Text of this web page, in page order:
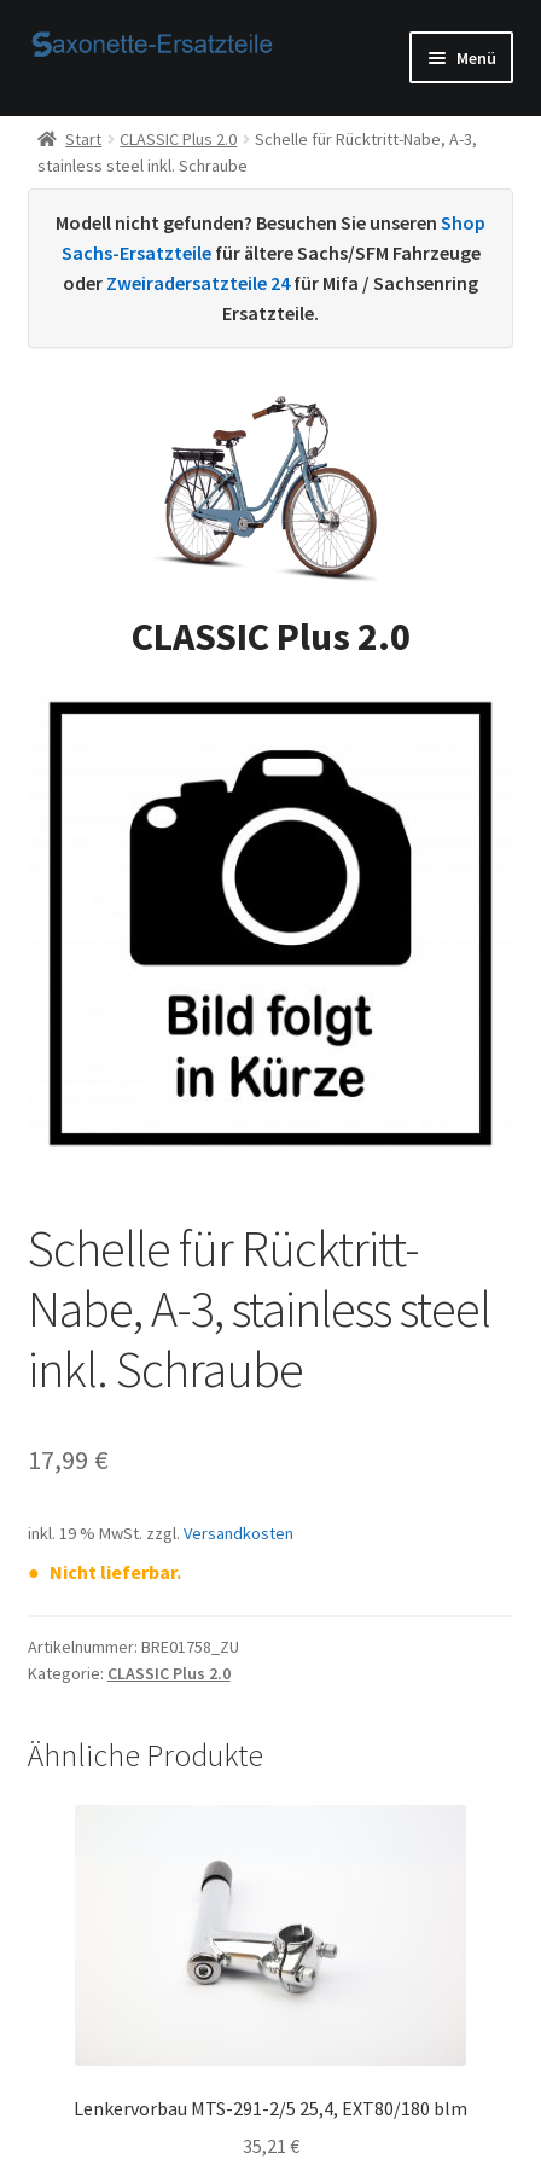
Zur
Zum
Menü
Start
AGB
Beispiel-Seite
Datenschutzerklärung von
Vertrag widerrufen
Widerrufsbelehrung
Start CLASSIC Plus 2.0
Schelle für Rücktritt-Nabe, A-3,
stainless steel inkl. Schraube
Modell nicht gefunden? Besuchen Sie unseren Shop
Sachs-Ersatzteilefür ältere Sachs/SFM Fahrzeuge
oder Zweiradersatzteile 24für Mifa / Sachsenring
Ersatzteile.
CLASSIC Plus 2.0
Schelle für Rücktritt-
Nabe, A-3, stainless steel
inkl. Schraube
17,99 €
inkl. 19 % MwSt. zzgl. Versandkosten
Nicht lieferbar.
Artikelnummer: BRE01758_ZU
Kategorie: CLASSIC Plus 2.0
Ähnliche Produkte
Lenkervorbau MTS-291-2/5 25,4, EXT80/180 blm
35,21 €